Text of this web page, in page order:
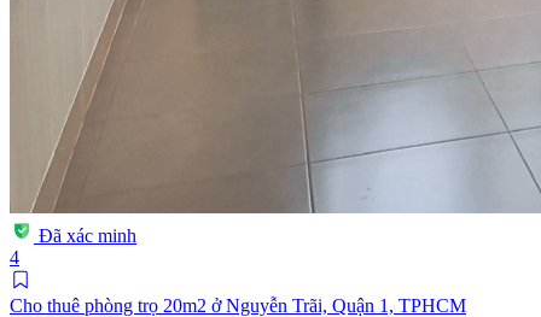
Đã xác minh
4
Cho thuê phòng trọ 20m2 ở Nguyễn Trãi, Quận 1, TPHCM